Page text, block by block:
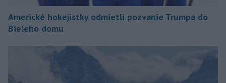
Americké hokejistky odmietli pozvanie Trumpa do
Bieleho domu